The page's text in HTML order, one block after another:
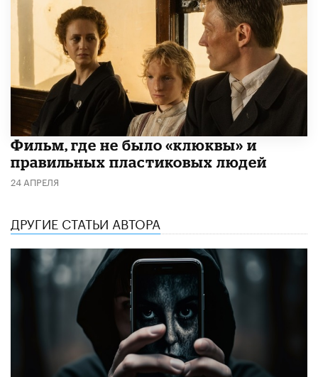
Фильм, где не было «клюквы» и
правильных пластиковых людей
24 АПРЕЛЯ
ДРУГИЕ СТАТЬИ АВТОРА